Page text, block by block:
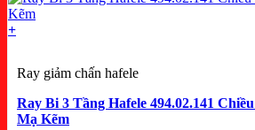
+
Ray giảm chấn hafele
Ray Bi 3 Tầng Hafele 494.02.141
Mạ Kẽm